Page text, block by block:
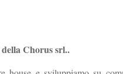
Chorus srl..